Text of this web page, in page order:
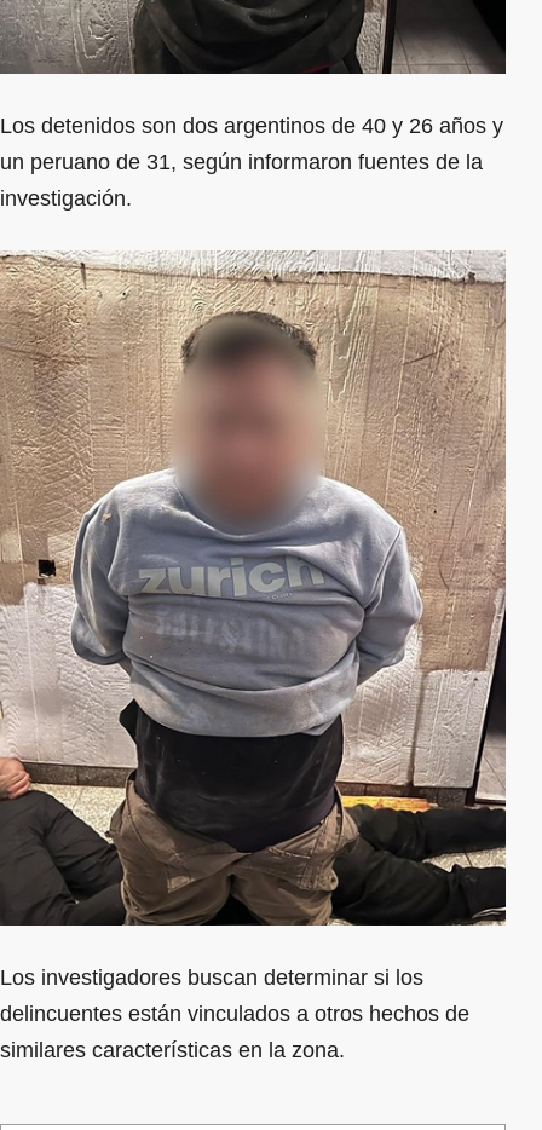
Los detenidos son dos argentinos de 40 y 26 años y
un peruano de 31, según informaron fuentes de la
investigación.
Los investigadores buscan determinar si los
delincuentes están vinculados a otros hechos de
similares características en la zona.